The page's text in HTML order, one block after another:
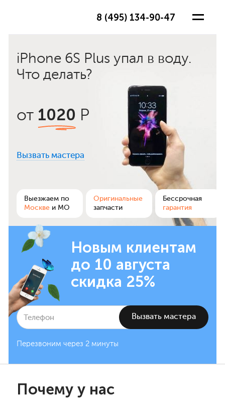
8 (495) 134-90-47
iPhone 6S Plus упал в воду.
Что делать?
от 1020 Р
Вызвать мастера
Выезжаем по
Москве и МО
Оригинальные
запчасти
Бессрочная
гарантия
Новым клиентам
до 10 августа
скидка 25%
Перезвоним через 2 минуты
Почему у нас